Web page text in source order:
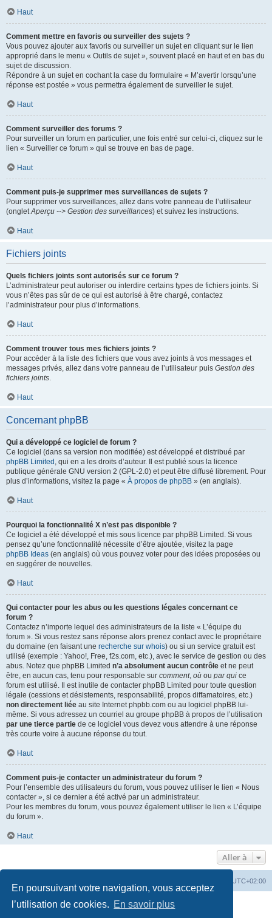
En poursuivant votre navigation, vous acceptez
l’utilisation de cookies. En savoir plus
Haut
Comment mettre en favoris ou surveiller des sujets ?
Vous pouvez ajouter aux favoris ou surveiller un sujet en cliquant sur le lien
approprié dans le menu « Outils de sujet », souvent placé en haut et en bas du
sujet de discussion.
Répondre à un sujet en cochant la case du formulaire « M’avertir lorsqu’une
réponse est postée » vous permettra également de surveiller le sujet.
Haut
Comment surveiller des forums ?
Pour surveiller un forum en particulier, une fois entré sur celui-ci, cliquez sur le
lien « Surveiller ce forum » qui se trouve en bas de page.
Haut
Comment puis-je supprimer mes surveillances de sujets ?
Pour supprimer vos surveillances, allez dans votre panneau de l’utilisateur
(onglet Aperçu --> Gestion des surveillances) et suivez les instructions.
Haut
Fichiers joints
Quels fichiers joints sont autorisés sur ce forum ?
L’administrateur peut autoriser ou interdire certains types de fichiers joints. Si
vous n’êtes pas sûr de ce qui est autorisé à être chargé, contactez
l’administrateur pour plus d’informations.
Haut
Comment trouver tous mes fichiers joints ?
Pour accéder à la liste des fichiers que vous avez joints à vos messages et
messages privés, allez dans votre panneau de l’utilisateur puis Gestion des
fichiers joints
Haut
Concernant phpBB
Qui a développé ce logiciel de forum ?
Ce logiciel (dans sa version non modifiée) est développé et distribué par
phpBB Limited , qui en a les droits d’auteur. Il est publié sous la licence
publique générale GNU version 2 (GPL-2.0) et peut être diffusé librement. Pour
plus d’informations, visitez la page « À propos de phpBB » (en anglais).
Haut
Pourquoi la fonctionnalité X n’est pas disponible ?
Ce logiciel a été développé et mis sous licence par phpBB Limited. Si vous
pensez qu’une fonctionnalité nécessite d’être ajoutée, visitez la page
phpBB Ideas (en anglais) où vous pouvez voter pour des idées proposées ou
en suggérer de nouvelles.
Haut
Qui contacter pour les abus ou les questions légales concernant ce
forum ?
Contactez n’importe lequel des administrateurs de la liste « L’équipe du
forum ». Si vous restez sans réponse alors prenez contact avec le propriétaire
du domaine (en faisant une recherche sur whois) ou si un service gratuit est
utilisé (exemple : Yahoo!, Free, f2s.com, etc.), avec le service de gestion ou des
abus. Notez que phpBB Limited n’a absolument aucun contrôle et ne peut
être, en aucun cas, tenu pour responsable sur comment, où ou par qui ce
forum est utilisé. Il est inutile de contacter phpBB Limited pour toute question
légale (cessions et désistements, responsabilité, propos diffamatoires, etc.)
non directement liée au site Internet phpbb.com ou au logiciel phpBB lui-
même. Si vous adressez un courriel au groupe phpBB à propos de l’utilisation
par une tierce partie de ce logiciel vous devez vous attendre à une réponse
très courte voire à aucune réponse du tout.
Haut
Comment puis-je contacter un administrateur du forum ?
Pour l’ensemble des utilisateurs du forum, vous pouvez utiliser le lien « Nous
contacter », si ce dernier a été activé par un administrateur.
Pour les membres du forum, vous pouvez également utiliser le lien « L’équipe
du forum ».
Haut
Aller à
UTC+02:00
Développé parphpBB® Forum Software © phpBB Limited